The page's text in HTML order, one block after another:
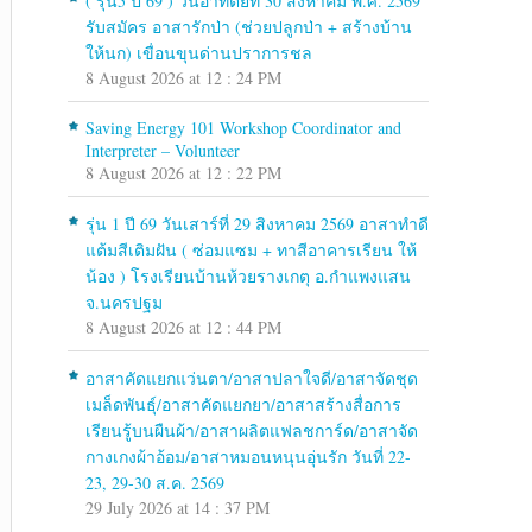
รับสมัคร อาสารักป่า (ช่วยปลูกป่า + สร้างบ้าน
ให้นก) เขื่อนขุนด่านปราการชล
8 August 2026 at 12 : 24 PM
Saving Energy 101 Workshop Coordinator and
Interpreter – Volunteer
8 August 2026 at 12 : 22 PM
รุ่น 1 ปี 69 วันเสาร์ที่ 29 สิงหาคม 2569 อาสาทำดี
แต้มสีเติมฝัน ( ซ่อมแซม + ทาสีอาคารเรียน ให้
น้อง ) โรงเรียนบ้านห้วยรางเกตุ อ.กำแพงแสน
จ.นครปฐม
8 August 2026 at 12 : 44 PM
อาสาคัดแยกแว่นตา/อาสาปลาใจดี/อาสาจัดชุด
เมล็ดพันธุ์/อาสาคัดแยกยา/อาสาสร้างสื่อการ
เรียนรู้บนผืนผ้า/อาสาผลิตแฟลชการ์ด/อาสาจัด
กางเกงผ้าอ้อม/อาสาหมอนหนุนอุ่นรัก วันที่ 22-
23, 29-30 ส.ค. 2569
29 July 2026 at 14 : 37 PM